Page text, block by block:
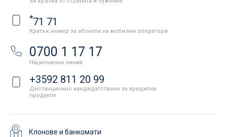
*71 71
Кратък номер за абонати на мобилни оператори
0700 1 17 17
Национална линия
+3592 811 20 99
Дистанционно кандидатстване за кредитни
продукти
Клонове и банкомати